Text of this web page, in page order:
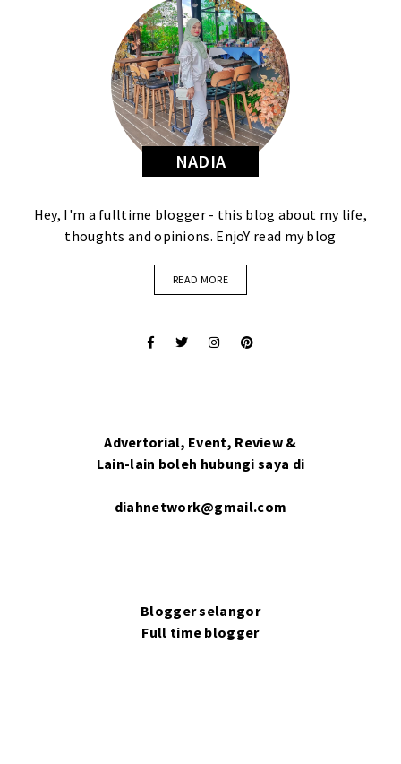
NADIA
Hey, I'm a fulltime blogger - this blog about my life,
thoughts and opinions. EnjoY read my blog
READ MORE
Advertorial, Event, Review &
Lain-lain boleh hubungi saya di
diahnetwork@gmail.com
Blogger selangor
Full time blogger